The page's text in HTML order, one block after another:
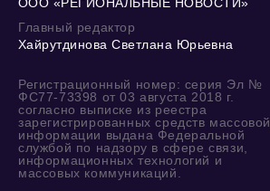
Главный редактор
Хайрутдинова Светлана Юрьевна
Регистрационный номер: серия Эл №
ФС77-73398 от 03 августа 2018 г.
согласно выписке из реестра
зарегистрированных средств массовой
информации выдана Федеральной
службой по надзору в сфере связи,
информационных технологий и
массовых коммуникаций.